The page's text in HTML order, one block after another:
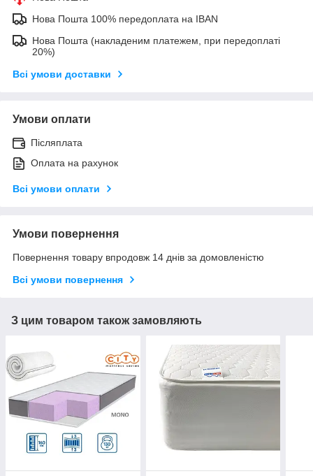
Нова Пошта 100% передоплата на IBAN
Нова Пошта (накладеним платежем, при передоплаті
20%)
Всі умови доставки
Умови оплати
Післяплата
Оплата на рахунок
Всі умови оплати
Умови повернення
Повернення товару впродовж 14 днів за домовленістю
Всі умови повернення
З цим товаром також замовляють